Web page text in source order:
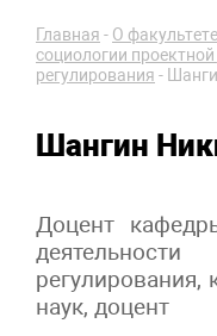
Главная - О факультете
социологии
регулирования -
Шангин
Доцент
регулирования,
наук, доцент